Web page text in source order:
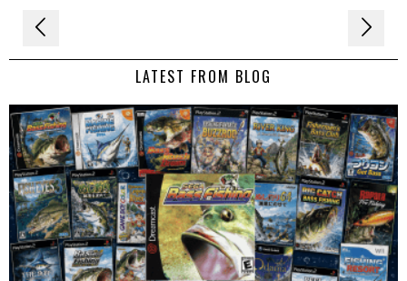
Navigation
de LATEST FROM BLOG